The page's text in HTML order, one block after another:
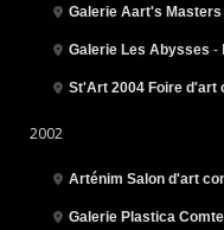
Galerie Aart's Masters
Galerie Les Abysses -
St'Art 2004 Foire d'art
2002
Arténim Salon d'art
Galerie Plastica